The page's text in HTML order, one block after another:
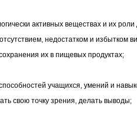
активных веществах и их
недостатком и избытком
их в пищевых продуктах;
учащихся, умений и
свою точку зрения, делать выводы;